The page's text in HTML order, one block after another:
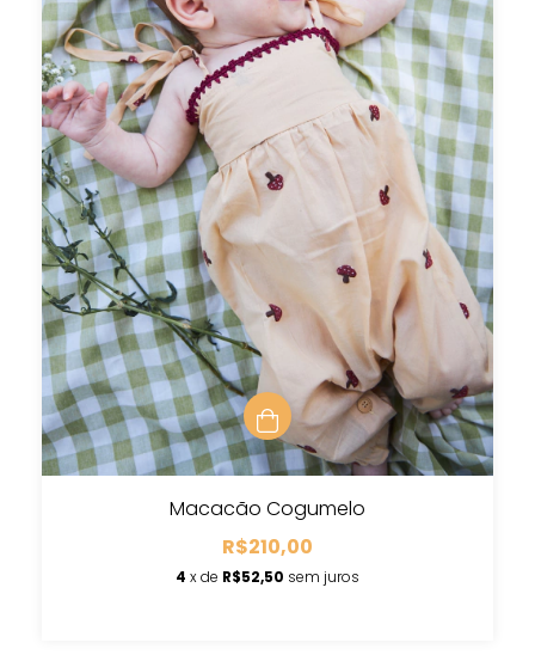
Macacão Cogumelo
R$210,00
4 x de R$52,50 sem juros